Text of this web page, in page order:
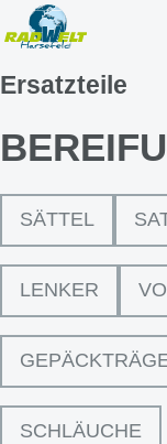
Ersatzteile
SÄTTEL
LENKER
SCHLÄUCHE